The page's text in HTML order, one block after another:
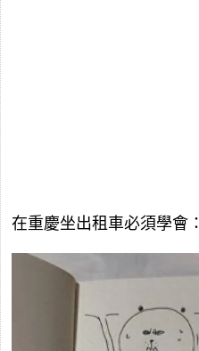
在重慶坐出租車必須學會：